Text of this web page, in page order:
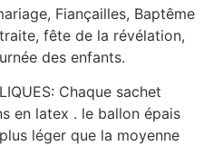
Fiançailles, Baptême
fête de la révélation,
des enfants.
Chaque sachet
en latex . le ballon épais
léger que la moyenne